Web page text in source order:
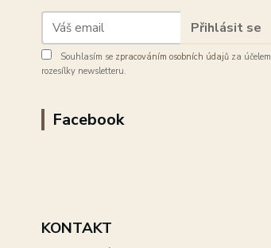
Přihlásit se
Souhlasím se zpracováním osobních údajů za účelem
rozesílky newsletteru.
Facebook
KONTAKT